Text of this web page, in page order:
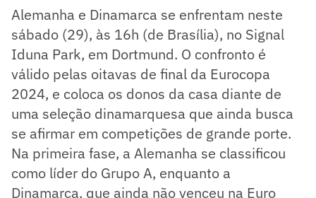
Alemanha e Dinamarca se enfrentam neste
sábado (29), às 16h (de Brasília), no Signal
Iduna Park, em Dortmund. O confronto é
válido pelas oitavas de final da Eurocopa
2024, e coloca os donos da casa diante de
uma seleção dinamarquesa que ainda busca
se afirmar em competições de grande porte.
Na primeira fase, a Alemanha se classificou
como líder do Grupo A, enquanto a
Dinamarca, que ainda não venceu na Euro